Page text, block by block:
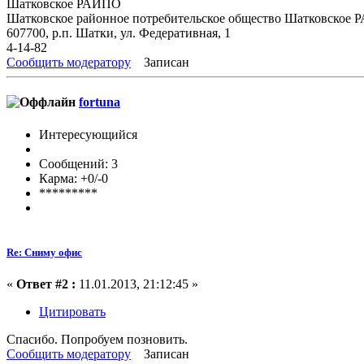
Шатковское РАЙПО
Шатковское районное потребительское общество
607700, р.п. Шатки, ул. Федеративная, 1
4-14-82
Сообщить модератору
Записан
fortuna
Интересующийся
Сообщений: 3
Карма: +0/-0
*********
Re: Сниму офис
« Ответ #2 : 11.01.2013, 21:12:45 »
Цитировать
Спасибо. Попробуем позновить.
Сообщить модератору
Записан